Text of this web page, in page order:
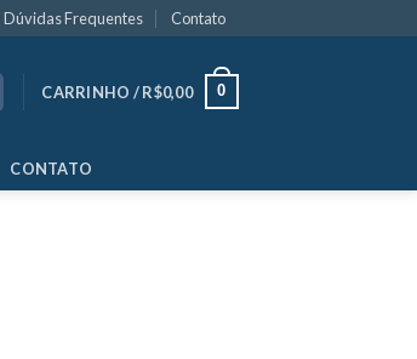
Dúvidas Frequentes Contato
CARRINHO /R$0,00 0
CONTATO